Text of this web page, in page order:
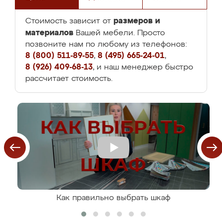
Стоимость зависит от размеров и
материалов Вашей мебели. Просто
позвоните нам по любому из телефонов:
8 (800) 511-89-55, 8 (495) 665-24-01,
8 (926) 409-68-13, и наш менеджер быстро
рассчитает стоимость.
Как правильно выбрать шкаф